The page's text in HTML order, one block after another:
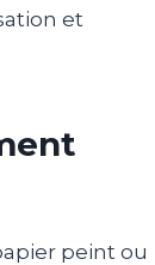
et
peint ou